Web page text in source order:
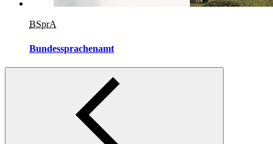
BSprA
Bundessprachenamt